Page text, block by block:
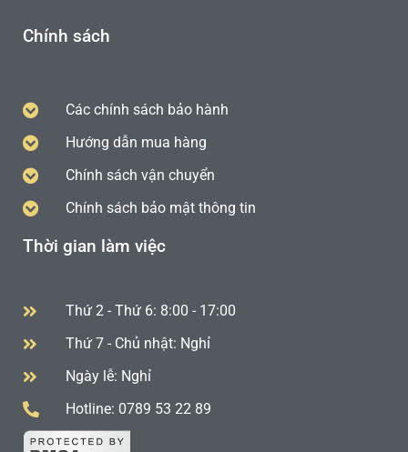
Chính sách
Các chính sách bảo hành
Hướng dẫn mua hàng
Chính sách vận chuyển
Chính sách bảo mật thông tin
Thời gian làm việc
Thứ 2 - Thứ 6: 8:00 - 17:00
Thứ 7 - Chủ nhật: Nghỉ
Ngày lễ: Nghỉ
Hotline: 0789 53 22 89